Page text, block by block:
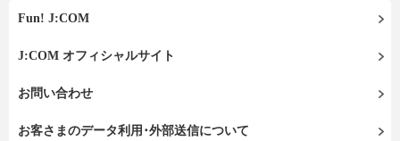
Fun! J:COM
J:COM オフィシャルサイト
お問い合わせ
お客さまのデータ利用･外部送信について